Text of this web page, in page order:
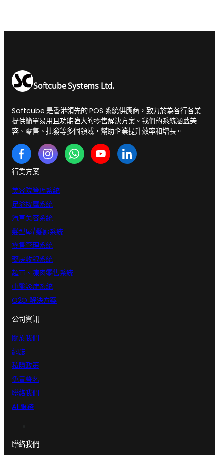
Softcube Systems Ltd.
Softcube 是香港領先的 POS 系統供應商，致力於為各行各業
提供簡單易用且功能強大的零售解決方案。我們的系統涵蓋美
容、零售、批發等多個領域，幫助企業提升效率和增長。
行業方案
美容院管理系統
足浴按摩系統
汽車美容系統
髮型屋/髪廊系統
零售管理系統
藥房收銀系統
超市、凍肉零售系統
中醫診症系統
O2O 解決方案
公司資訊
關於我們
網誌
私隱政策
免責聲名
聯絡我們
AI 服務
聯絡我們